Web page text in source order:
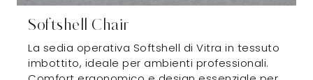
Softshell Chair
La sedia operativa Softshell di Vitra in tessuto
imbottito, ideale per ambienti professionali.